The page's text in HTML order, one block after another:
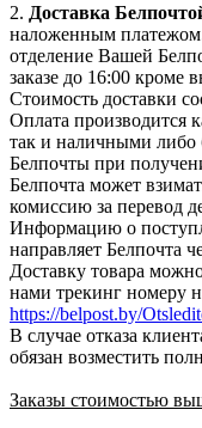
2. Доставка
наложенным платежом.
отделение Вашей
заказе до 16:00 кроме
Стоимость доставки
Оплата производится
так и наличными либо
Белпочты при
Белпочта может
комиссию за перевод
Информацию о
направляет Белпочта
Доставку товара
нами трекинг номеру
https://belpost.by/
В случае отказа
обязан возместить
Заказы стоимостью